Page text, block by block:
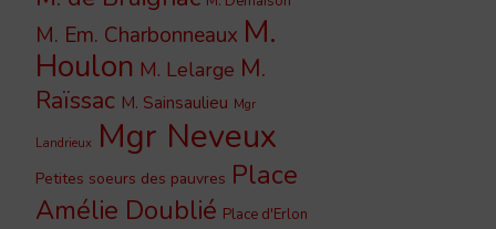
M. Em. Charbonneaux M.
Houlon M. Lelarge M.
Raïssac M. Sainsaulieu Mgr
Landrieux Mgr Neveux
Petites soeurs des pauvres Place
Amélie Doublié Place d'Erlon